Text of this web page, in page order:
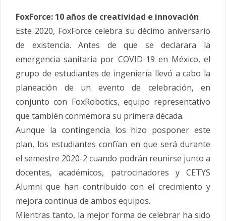
FoxForce: 10 años de creatividad e innovación
Este 2020, FoxForce celebra su décimo aniversario
de existencia. Antes de que se declarara la
emergencia sanitaria por COVID-19 en México, el
grupo de estudiantes de ingeniería llevó a cabo la
planeación de un evento de celebración, en
conjunto con FoxRobotics, equipo representativo
que también conmemora su primera década.
Aunque la contingencia los hizo posponer este
plan, los estudiantes confían en que será durante
el semestre 2020-2 cuando podrán reunirse junto a
docentes, académicos, patrocinadores y CETYS
Alumni que han contribuido con el crecimiento y
mejora continua de ambos equipos.
Mientras tanto, la mejor forma de celebrar ha sido